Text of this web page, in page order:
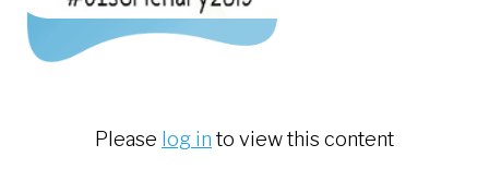
Please log in to view this content